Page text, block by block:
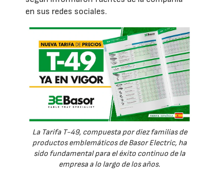
en sus redes sociales.
La Tarifa T-49, compuesta por diez familias de
productos emblemáticos de Basor Electric, ha
sido fundamental para el éxito continuo de la
empresa a lo largo de los años.